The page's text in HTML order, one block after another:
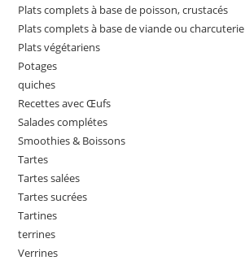
Plats complets à base de poisson, crustacés
Plats complets à base de viande ou charcuterie
Plats végétariens
Potages
quiches
Recettes avec Œufs
Salades complétes
Smoothies & Boissons
Tartes
Tartes salées
Tartes sucrées
Tartines
terrines
Verrines